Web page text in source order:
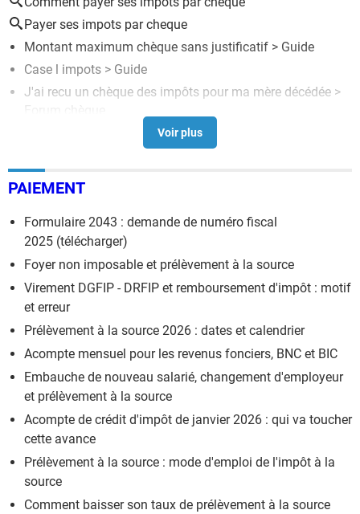
Payer ses impots par cheque
Montant maximum chèque sans justificatif > Guide
Case l impots > Guide
J'ai recu un chèque des impôts pour ma mère décédée >
Forum chèque
Forum chèque
PAIEMENT
Formulaire 2043 : demande de numéro fiscal
2025 (télécharger)
Foyer non imposable et prélèvement à la source
Virement DGFIP - DRFIP et remboursement d'impôt : motif
et erreur
Prélèvement à la source 2026 : dates et calendrier
Acompte mensuel pour les revenus fonciers, BNC et BIC
Embauche de nouveau salarié, changement d'employeur
et prélèvement à la source
Acompte de crédit d'impôt de janvier 2026 : qui va toucher
cette avance
Prélèvement à la source : mode d'emploi de l'impôt à la
source
Comment baisser son taux de prélèvement à la source